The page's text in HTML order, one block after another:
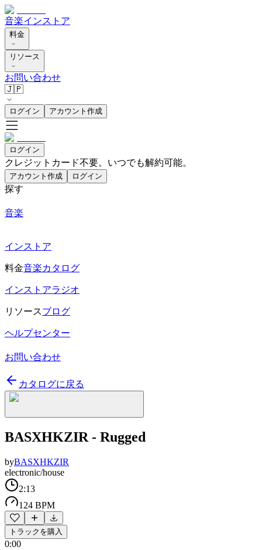
音楽インストア
料金
リソース
お問い合わせ
🇯🇵
ログイン アカウント作成
ログイン
クレジットカード不要。いつでも解約可能。
アカウント作成 ログイン
探す
音楽
インストア
料金音楽カタログ
インストアラジオ
リソースブログ
ヘルプセンター
お問い合わせ
カタログに戻る
BASXHKZIR - Rugged
byBASXHKZIR
electronic/house
2:13
124 BPM
トラックを購入
0:00